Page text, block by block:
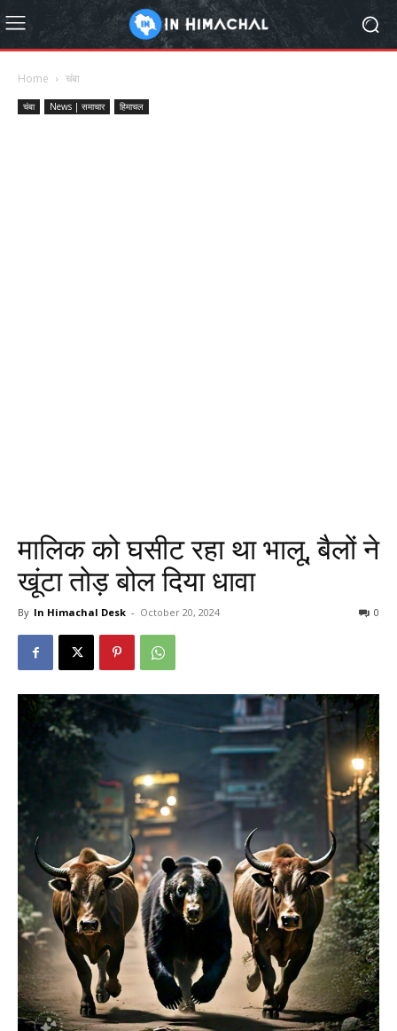
Home चंबा
चंबा News | समाचार हिमाचल
मालिक को घसीट रहा था भालू, बैलों ने
खूंटा तोड़ बोल दिया धावा
By In Himachal Desk - October 20, 2024 0